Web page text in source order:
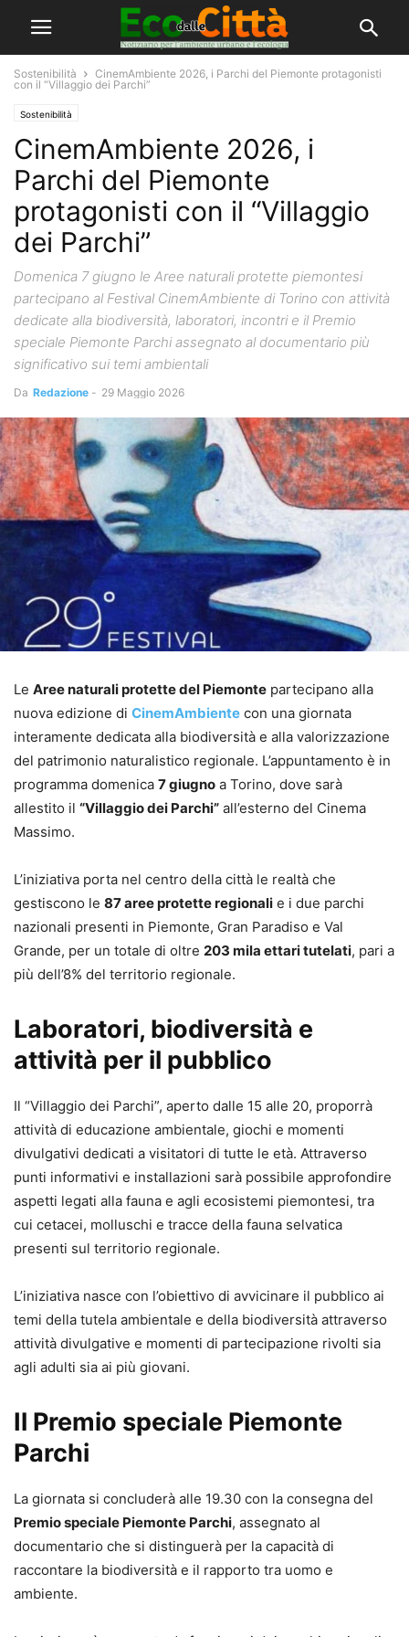
Sostenibilità
CinemAmbiente 2026, i Parchi del Piemonte protagonisti
con il “Villaggio dei Parchi”
Sostenibilità
CinemAmbiente 2026, i
Parchi del Piemonte
protagonisti con il “Villaggio
dei Parchi”
Domenica 7 giugno le Aree naturali protette piemontesi
partecipano al Festival CinemAmbiente di Torino con attività
dedicate alla biodiversità, laboratori, incontri e il Premio
speciale Piemonte Parchi assegnato al documentario più
significativo sui temi ambientali
Da Redazione - 29 Maggio 2026
Le Aree naturali protette del Piemonte partecipano alla
nuova edizione di CinemAmbiente con una giornata
interamente dedicata alla biodiversità e alla valorizzazione
del patrimonio naturalistico regionale. L’appuntamento è in
programma domenica 7 giugno a Torino, dove sarà
allestito il “Villaggio dei Parchi” all’esterno del Cinema
Massimo.
L’iniziativa porta nel centro della città le realtà che
gestiscono le 87 aree protette regionali e i due parchi
nazionali presenti in Piemonte, Gran Paradiso e Val
Grande, per un totale di oltre 203 mila ettari tutelati, pari a
più dell’8% del territorio regionale.
Laboratori, biodiversità e
attività per il pubblico
Il “Villaggio dei Parchi”, aperto dalle 15 alle 20, proporrà
attività di educazione ambientale, giochi e momenti
divulgativi dedicati a visitatori di tutte le età. Attraverso
punti informativi e installazioni sarà possibile approfondire
aspetti legati alla fauna e agli ecosistemi piemontesi, tra
cui cetacei, molluschi e tracce della fauna selvatica
presenti sul territorio regionale.
L’iniziativa nasce con l’obiettivo di avvicinare il pubblico ai
temi della tutela ambientale e della biodiversità attraverso
attività divulgative e momenti di partecipazione rivolti sia
agli adulti sia ai più giovani.
Il Premio speciale Piemonte
Parchi
La giornata si concluderà alle 19.30 con la consegna del
Premio speciale Piemonte Parchi, assegnato al
documentario che si distinguerà per la capacità di
raccontare la biodiversità e il rapporto tra uomo e
ambiente.